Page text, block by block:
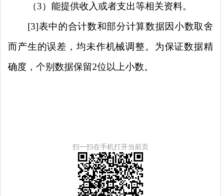
（3）能提供收入或者支出等相关资料。
[3]表中的合计数和部分计算数据因小数取舍
而产生的误差，均未作机械调整。为保证数据精
确度，个别数据保留2位以上小数。
扫一扫在手机打开当前页